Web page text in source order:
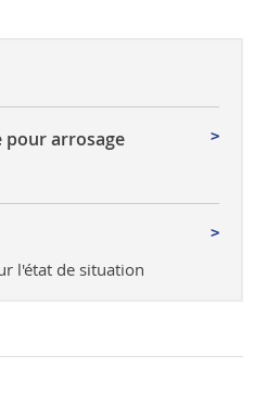
pour arrosage
l'état de situation